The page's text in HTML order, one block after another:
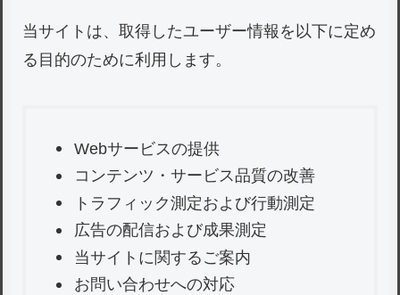
当サイトは、取得したユーザー情報を以下に定め
る目的のために利用します。
Webサービスの提供
コンテンツ・サービス品質の改善
トラフィック測定および行動測定
広告の配信および成果測定
当サイトに関するご案内
お問い合わせへの対応